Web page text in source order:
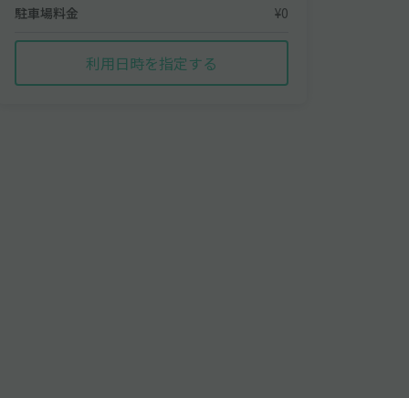
駐車場料金
¥0
利用日時を指定する